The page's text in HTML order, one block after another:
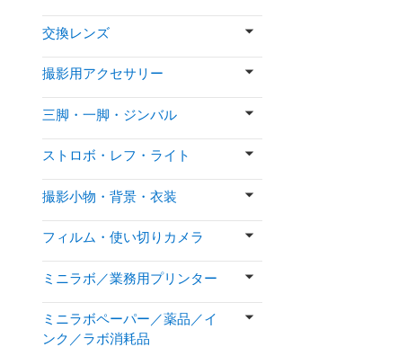
交換レンズ
撮影用アクセサリー
三脚・一脚・ジンバル
ストロボ・レフ・ライト
撮影小物・背景・衣装
フィルム・使い切りカメラ
ミニラボ／業務用プリンター
ミニラボペーパー／薬品／イ
ンク／ラボ消耗品